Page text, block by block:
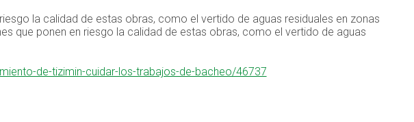
la calidad de estas obras, como el vertido de aguas residuales en zonas
que ponen en riesgo la calidad de estas obras, como el vertido de aguas
de-tizimin-cuidar-los-trabajos-de-bacheo/46737